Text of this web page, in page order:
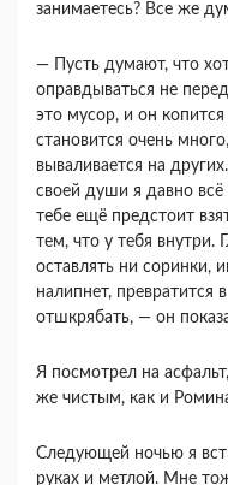
занимаетесь? Все же
― Пусть думают, что
оправдываться не
это мусор, и он
становится очень
вываливается на
своей души я давно
тебе ещё предстоит
тем, что у тебя внутри.
оставлять ни соринки,
налипнет, превратится
отшкрябать, ― он
Я посмотрел на
же чистым, как и
Следующей ночью я
руках и метлой. Мне